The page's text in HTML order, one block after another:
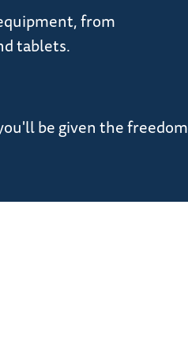
from
tablets.
be given the freedom